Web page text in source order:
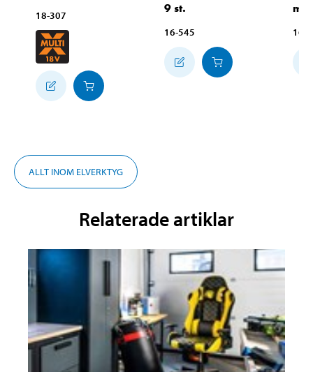
18-307
9 st.
16-545 16-
ALLT INOM ELVERKTYG
Relaterade artiklar